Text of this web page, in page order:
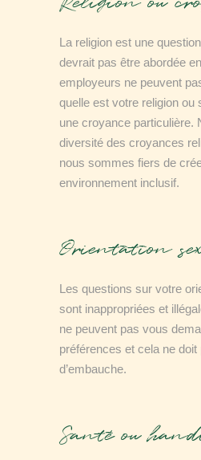
La religion est une
devrait pas être abordée
employeurs ne peuvent
quelle est votre religion ou
une croyance particulière.
diversité des croyances
nous sommes fiers de
environnement inclusif.
Orientation
Les questions sur votre
sont inappropriées et
ne peuvent pas vous
préférences et cela ne
d’embauche.
Santé ou